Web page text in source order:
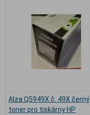
Alza Q5949X č. 49X černý
toner pro tiskárny HP